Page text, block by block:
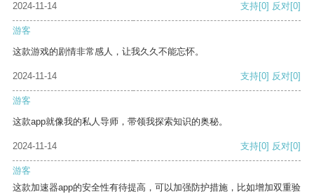
2024-11-14 支持[0] 反对[0]
游客
这款游戏的剧情非常感人，让我久久不能忘怀。
2024-11-14 支持[0] 反对[0]
游客
这款app就像我的私人导师，带领我探索知识的奥秘。
2024-11-14 支持[0] 反对[0]
游客
这款加速器app的安全性有待提高，可以加强防护措施，比如增加双重验